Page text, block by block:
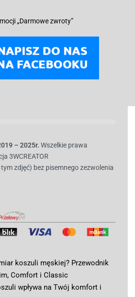
„Darmowe zwroty”
– 2025r. Wszelkie prawa
3WCREATOR
zdjęć) bez pisemnego zezwolenia
koszuli męskiej? Przewodnik
Comfort i Classic
wpływa na Twój komfort i